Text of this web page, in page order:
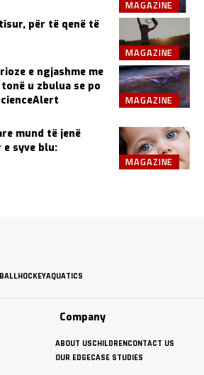
MAGAZINE
MAGAZINE
për të qenë të
MAGAZINE
e ngjashme me
u zbulua se po
MAGAZINE
mund të jenë
e syve blu:
HOCKEYAQUATICS
Company
ABOUT USCHILDRENCONTACT US
OUR EDGECASE STUDIES